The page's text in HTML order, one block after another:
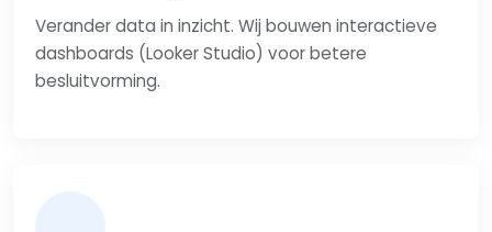
Verander data in inzicht. Wij bouwen interactieve
dashboards (Looker Studio) voor betere
besluitvorming.